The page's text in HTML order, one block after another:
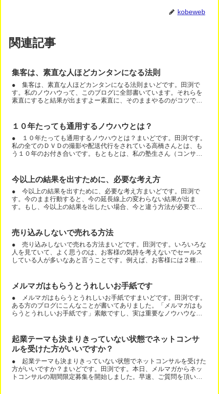
kobeweb
関連記事
集客は、素直な人ほどカンタンになる法則
● 集客は、素直な人ほどカンタンになる法則まいどです。田渕で
す。私のノウハウって、このブログに全部書いています。それらを
素直にすると結果が出ますよー素直に、そのままやるのがコツで、
１０年たっても通用するノウハウとは？
● １０年たっても通用するノウハウとは？まいどです。田渕です。
私の全てのＤＶＤの撮影や配送代行をされている高橋さんとは、も
う１０年のお付き合いです。もともとは、私の塾生さん（コンサル
今以上の結果を出すために、必要な考え方
● 今以上の結果を出すために、必要な考え方まいどです。田渕で
す。今のまま行動すると、今の延長線上の変わらない結果が出ま
す。もし、今以上の結果を出したい場合、今と違う方法が必要で
売り込みしないで売れる方法
● 売り込みしないで売れる方法まいどです。田渕です。いろいろな
人を見ていて、よく思うのは、お客様の気持を考えないでセールス
している人が多いなあと言うことです。例えば、お客様には２種類
メルマガはもらうとうれしいお手紙です
● メルマガはもらうとうれしいお手紙ですまいどです。田渕です。
ある方のブログにこんなことが書いてありました。「メルマガはも
らうとうれしいお手紙です」素敵ですし、実は重要なノウハウなの
起業テーマも決まりきっていない状態でネットコンサ
ルを受けた方がいいですか？
● 起業テーマも決まりきっていない状態でネットコンサルを受けた
方がいいですか？まいどです。田渕です。本日、メルマガからネッ
トコンサルの期間限定募集を開始しました。早速、ご質問を頂いて